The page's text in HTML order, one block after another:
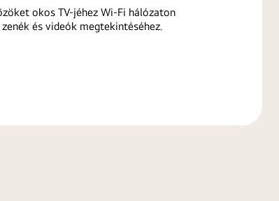
okos TV-jéhez Wi-Fi hálózaton
és videók megtekintéséhez.